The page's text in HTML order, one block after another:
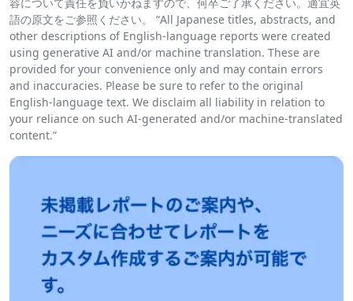
語の原文をご参照ください。 “All Japanese titles, abstracts, and
other descriptions of English-language reports were created
using generative AI and/or machine translation. These are
provided for your convenience only and may contain errors
and inaccuracies. Please be sure to refer to the original
English-language text. We disclaim all liability in relation to
your reliance on such AI-generated and/or machine-translated
content.”